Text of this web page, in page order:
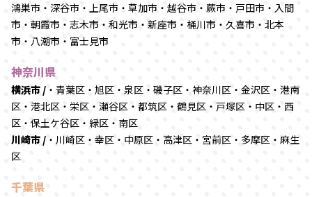
鴻巣市・深谷市・上尾市・草加市・越谷市・蕨市・戸田市・入間
市・朝霞市・志木市・和光市・新座市・桶川市・久喜市・北本
市・八潮市・富士見市
神奈川県
横浜市 / ・青葉区・旭区・泉区・磯子区・神奈川区・金沢区・港南
区・港北区・栄区・瀬谷区・都筑区・鶴見区・戸塚区・中区・西
区・保土ケ谷区・緑区・南区
川崎市 / ・川崎区・幸区・中原区・高津区・宮前区・多摩区・麻生
区
千葉県